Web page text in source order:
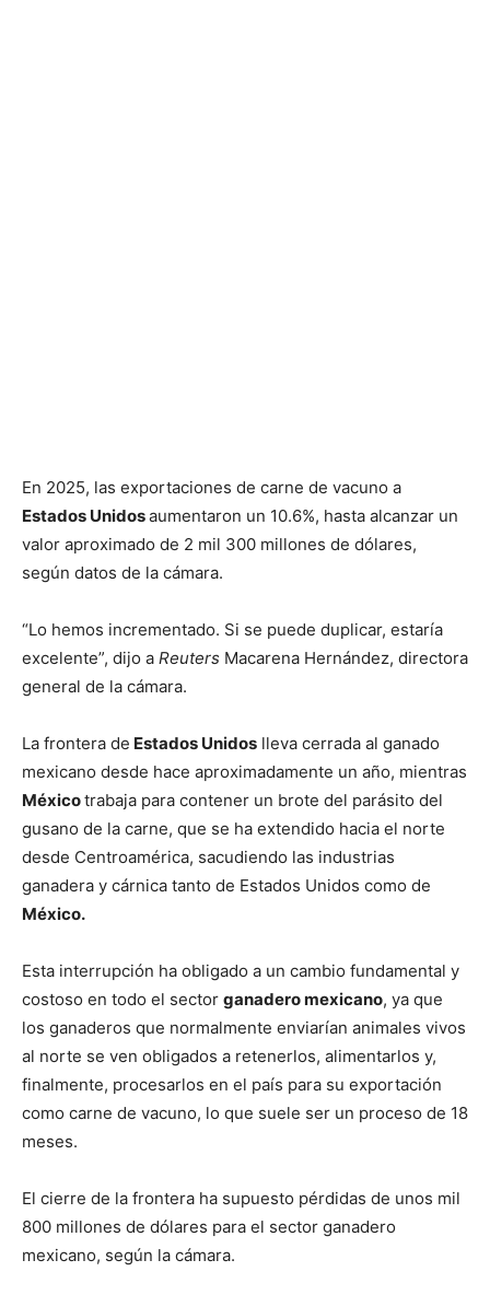
En 2025, las exportaciones de carne de vacuno a
Estados Unidosaumentaron un 10.6%, hasta alcanzar un
valor aproximado de 2 mil 300 millones de dólares,
según datos de la cámara.
“Lo hemos incrementado. Si se puede duplicar, estaría
excelente”, dijo a Reuters Macarena Hernández, directora
general de la cámara.
La frontera de Estados Unidos lleva cerrada al ganado
mexicano desde hace aproximadamente un año, mientras
Méxicotrabaja para contener un brote del parásito del
gusano de la carne, que se ha extendido hacia el norte
desde Centroamérica, sacudiendo las industrias
ganadera y cárnica tanto de Estados Unidos como de
México.
Esta interrupción ha obligado a un cambio fundamental y
costoso en todo el sector ganadero mexicano, ya que
los ganaderos que normalmente enviarían animales vivos
al norte se ven obligados a retenerlos, alimentarlos y,
finalmente, procesarlos en el país para su exportación
como carne de vacuno, lo que suele ser un proceso de 18
meses.
El cierre de la frontera ha supuesto pérdidas de unos mil
800 millones de dólares para el sector ganadero
mexicano, según la cámara.